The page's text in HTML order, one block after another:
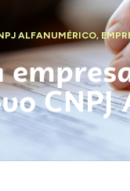
ALFANUMÉRICO,